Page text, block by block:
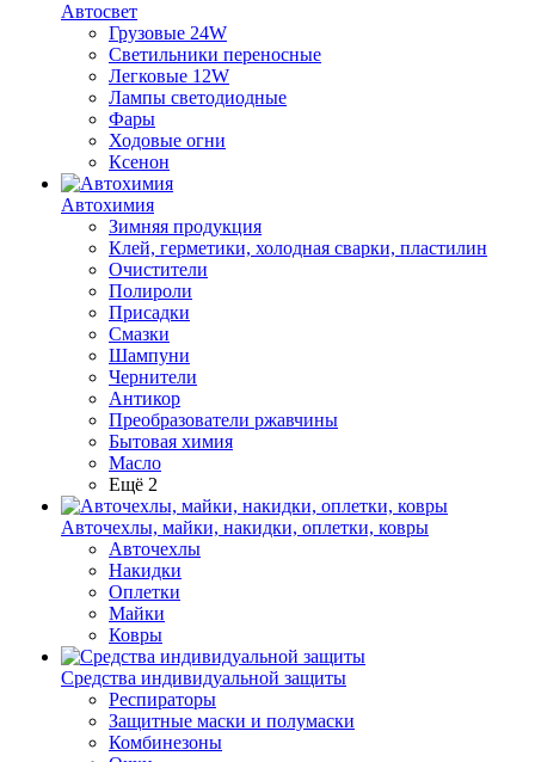
Автосвет
Грузовые 24W
Светильники переносные
Легковые 12W
Лампы светодиодные
Фары
Ходовые огни
Ксенон
Автохимия
Зимняя продукция
Клей, герметики, холодная сварки, пластилин
Очистители
Полироли
Присадки
Смазки
Шампуни
Чернители
Антикор
Преобразователи ржавчины
Бытовая химия
Масло
Ещё 2
Авточехлы, майки, накидки, оплетки, ковры
Авточехлы
Накидки
Оплетки
Майки
Ковры
Средства индивидуальной защиты
Респираторы
Защитные маски и полумаски
Комбинезоны